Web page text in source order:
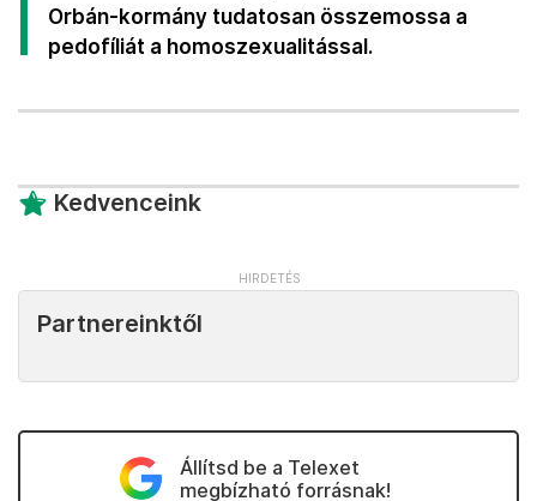
Orbán-kormány tudatosan összemossa a
pedofíliát a homoszexualitással.
Kedvenceink
Partnereinktől
Állítsd be a Telexet
megbízható forrásnak!